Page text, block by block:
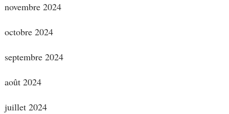
novembre 2024
octobre 2024
septembre 2024
août 2024
juillet 2024